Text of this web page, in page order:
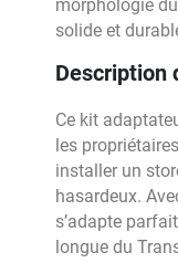
morphologie
solide et
Description
Ce kit
les
installer un
hasardeux.
s’adapte
longue du